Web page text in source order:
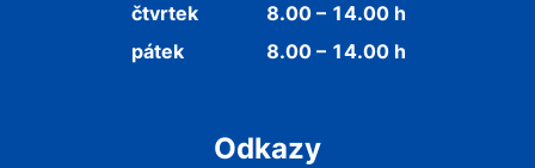
čtvrtek
8.00 – 14.00 h
pátek
8.00 – 14.00 h
Odkazy